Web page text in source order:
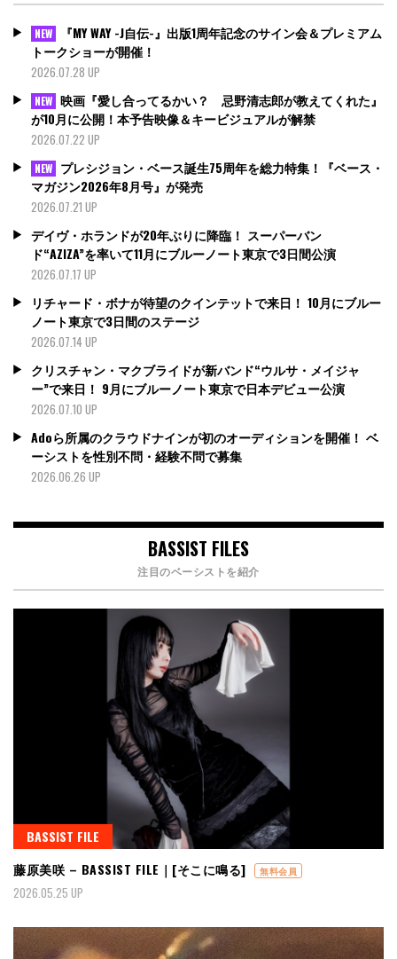
NEW
『MY WAY -J自伝-』出版1周年記念のサイン会＆プレミアム
トークショーが開催！
2026.07.28 UP
NEW 映画『愛し合ってるかい？ 忌野清志郎が教えてくれた』
が10月に公開！本予告映像＆キービジュアルが解禁
2026.07.22 UP
NEW プレシジョン・ベース誕生75周年を総力特集！『ベース・
マガジン2026年8月号』が発売
2026.07.21 UP
デイヴ・ホランドが20年ぶりに降臨！ スーパーバン
ド“AZIZA”を率いて11月にブルーノート東京で3日間公演
2026.07.17 UP
リチャード・ボナが待望のクインテットで来日！ 10月にブルー
ノート東京で3日間のステージ
2026.07.14 UP
クリスチャン・マクブライドが新バンド“ウルサ・メイジャ
ー”で来日！ 9月にブルーノート東京で日本デビュー公演
2026.07.10 UP
Adoら所属のクラウドナインが初のオーディションを開催！ ベ
ーシストを性別不問・経験不問で募集
2026.06.26 UP
BASSIST FILES
注目のベーシストを紹介
BASSIST FILE
藤原美咲 – BASSIST FILE｜[そこに鳴る]
無料会員
2026.05.25 UP